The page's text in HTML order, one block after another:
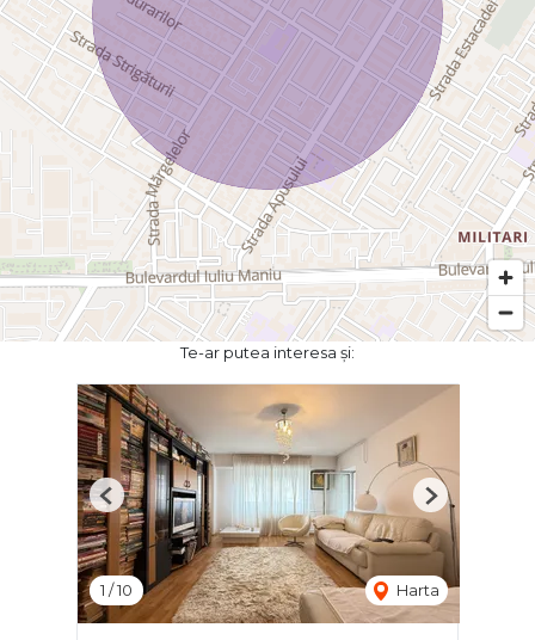
Te-ar putea interesa și:
1 /10 Harta
Previous Next